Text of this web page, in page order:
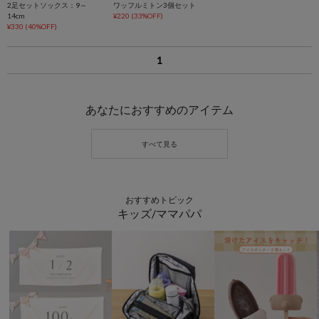
2足セットソックス：9～
14cm
¥330 (40%OFF)
ワッフルミトン3個セット
¥220 (33%OFF)
1
あなたにおすすめのアイテム
おすすめトピック
キッズ/ママパパ